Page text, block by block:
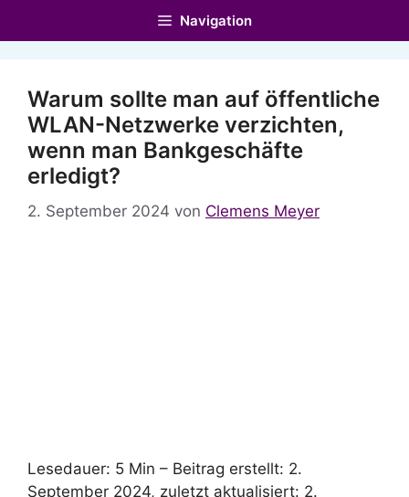
Navigation
Warum sollte man auf öffentliche
WLAN-Netzwerke verzichten,
wenn man Bankgeschäfte
erledigt?
2. September 2024 von Clemens Meyer
Lesedauer: 5 Min – Beitrag erstellt: 2.
September 2024, zuletzt aktualisiert: 2.